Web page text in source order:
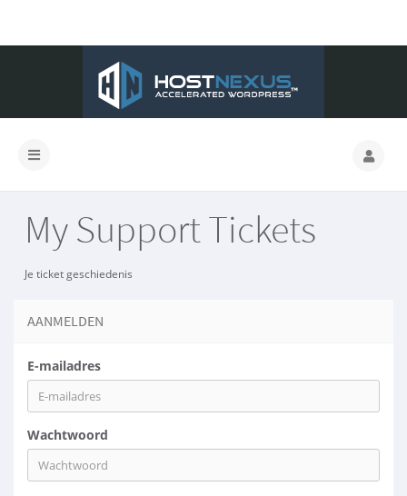
My Support Tickets
Je ticket geschiedenis
AANMELDEN
E-mailadres
Wachtwoord